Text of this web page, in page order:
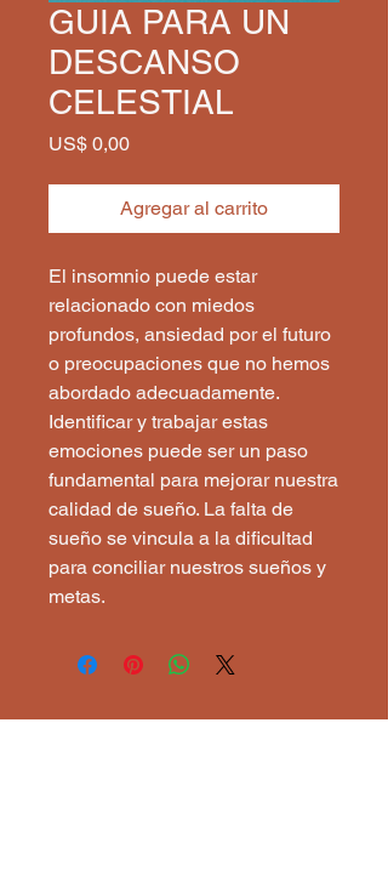
GUIA PARA UN
DESCANSO
CELESTIAL
US$ 0,00Precio
Agregar al carrito
El insomnio puede estar
relacionado con miedos
profundos, ansiedad por el futuro
o preocupaciones que no hemos
abordado adecuadamente.
Identificar y trabajar estas
emociones puede ser un paso
fundamental para mejorar nuestra
calidad de sueño. La falta de
sueño se vincula a la dificultad
para conciliar nuestros sueños y
metas.